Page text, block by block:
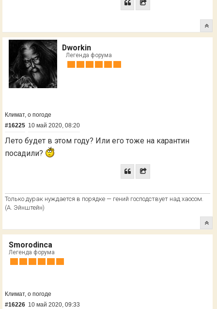
Dworkin
Легенда форума
Климат, о погоде
#16225 10 май 2020, 08:20
Лето будет в этом году? Или его тоже на карантин
посадили?
Только дурак нуждается в порядке — гений господствует над хаосом.
(А. Эйнштейн)
Smorodinca
Легенда форума
Климат, о погоде
#16226 10 май 2020, 09:33